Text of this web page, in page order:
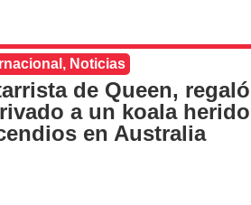
, Noticias
de Queen, regaló
a un koala herido
en Australia